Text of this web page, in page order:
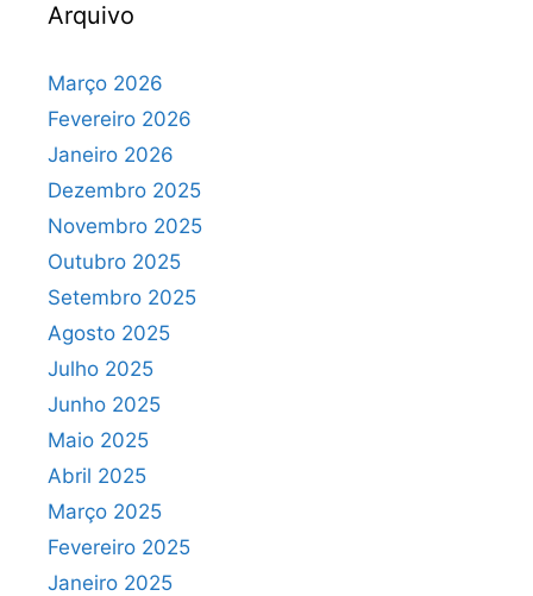
Arquivo
Março 2026
Fevereiro 2026
Janeiro 2026
Dezembro 2025
Novembro 2025
Outubro 2025
Setembro 2025
Agosto 2025
Julho 2025
Junho 2025
Maio 2025
Abril 2025
Março 2025
Fevereiro 2025
Janeiro 2025